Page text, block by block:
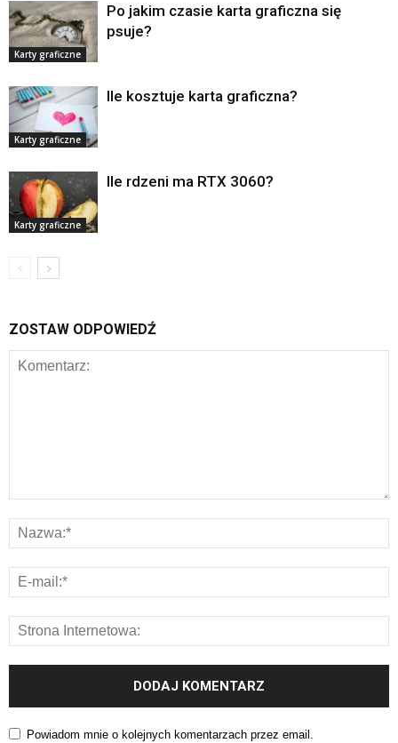
Karty graficzne
Po jakim czasie karta graficzna się
psuje?
Karty graficzne
Ile kosztuje karta graficzna?
Karty graficzne
Ile rdzeni ma RTX 3060?
ZOSTAW ODPOWIEDŹ
Powiadom mnie o kolejnych komentarzach przez email.